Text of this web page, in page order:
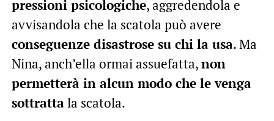
pressioni psicologiche, aggredendola e
avvisandola che la scatola può avere
conseguenze disastrose su chi la usa. Ma
Nina, anch’ella ormai assuefatta,non
permetterà in alcun modo che le venga
sottrattala scatola.